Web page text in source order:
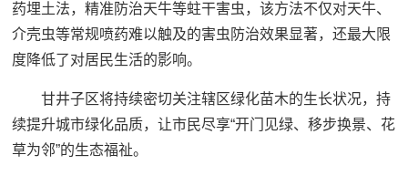
药埋土法，精准防治天牛等蛀干害虫，该方法不仅对天牛、
介壳虫等常规喷药难以触及的害虫防治效果显著，还最大限
度降低了对居民生活的影响。
甘井子区将持续密切关注辖区绿化苗木的生长状况，持
续提升城市绿化品质，让市民尽享“开门见绿、移步换景、花
草为邻”的生态福祉。